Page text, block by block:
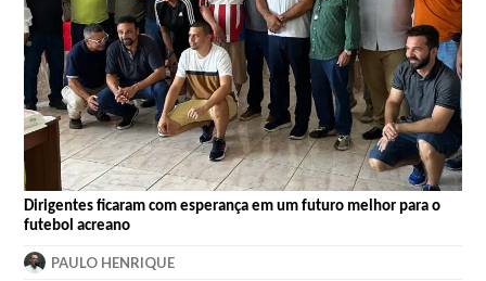
Dirigentes ficaram com esperança em um futuro melhor para o
futebol acreano
PAULO HENRIQUE